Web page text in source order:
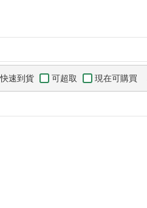
快速到貨 可超取 現在可購買